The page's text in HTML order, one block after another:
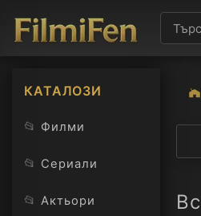
КАТАЛОЗИ
📂 Филми
📂 Сериали
📂 Актьори